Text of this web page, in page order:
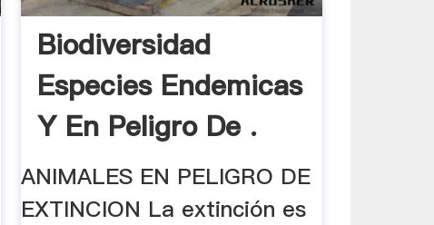
Biodiversidad
Especies Endemicas
Y En Peligro De .
ANIMALES EN PELIGRO DE
EXTINCION La extinción es